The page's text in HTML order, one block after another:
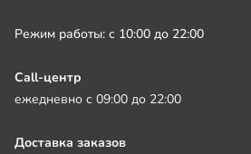
Режим работы: с 10:00 до 22:00
Call-центр
ежедневно с 09:00 до 22:00
Доставка заказов